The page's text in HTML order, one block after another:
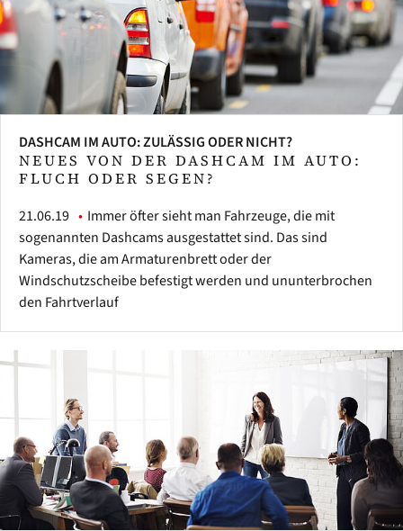
DASHCAM IM AUTO: ZULÄSSIG ODER NICHT?
NEUES VON DER DASHCAM IM AUTO:
FLUCH ODER SEGEN?
21.06.19
Immer öfter sieht man Fahrzeuge, die mit
sogenannten Dashcams ausgestattet sind. Das sind
Kameras, die am Armaturenbrett oder der
Windschutzscheibe befestigt werden und ununterbrochen
den Fahrtverlauf